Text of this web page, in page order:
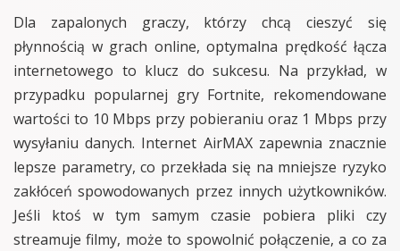
Dla zapalonych graczy, którzy chcą cieszyć się
płynnością w grach online, optymalna prędkość łącza
internetowego to klucz do sukcesu. Na przykład, w
przypadku popularnej gry Fortnite, rekomendowane
wartości to 10 Mbps przy pobieraniu oraz 1 Mbps przy
wysyłaniu danych. Internet AirMAX zapewnia znacznie
lepsze parametry, co przekłada się na mniejsze ryzyko
zakłóceń spowodowanych przez innych użytkowników.
Jeśli ktoś w tym samym czasie pobiera pliki czy
streamuje filmy, może to spowolnić połączenie, a co za